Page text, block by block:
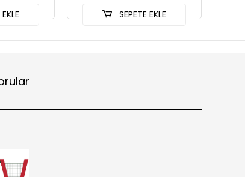
SEPETE EKLE